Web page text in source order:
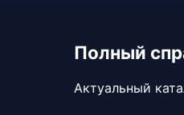
Полный
Актуальный